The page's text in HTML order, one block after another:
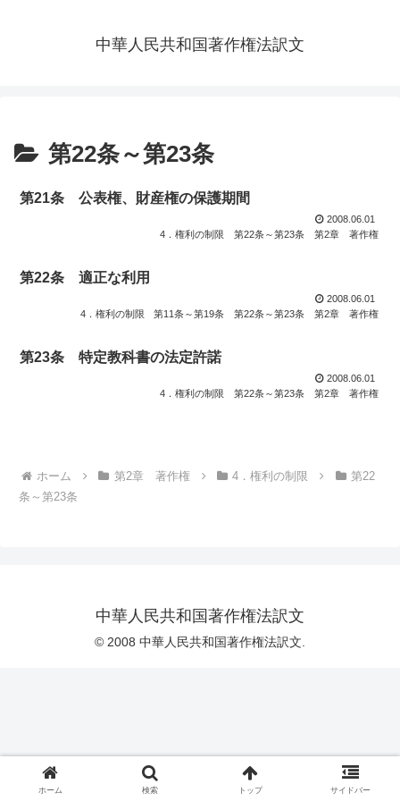
中華人民共和国著作権法訳文
第22条～第23条
第21条 公表権、財産権の保護期間
2008.06.01
4．権利の制限
第22条～第23条 第2章 著作権
第22条 適正な利用
2008.06.01
4．権利の制限
第11条～第19条 第22条～第23条 第2章 著作権
第23条 特定教科書の法定許諾
2008.06.01
4．権利の制限
第22条～第23条 第2章 著作権
ホーム 第2章 著作権 4．権利の制限
第22
条～第23条
中華人民共和国著作権法訳文
© 2008 中華人民共和国著作権法訳文.
ホーム 検索 トップ サイドバー